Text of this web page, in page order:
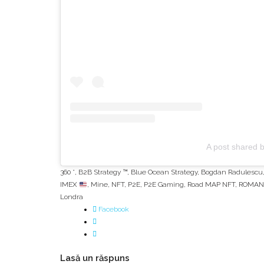
A post shared
360 °, B2B Strategy ™, Blue Ocean Strategy, Bogdan Radulescu
IMEX
, Mine, NFT, P2E, P2E Gaming, Road MAP NFT,
Londra
Facebook
Lasă un răspuns